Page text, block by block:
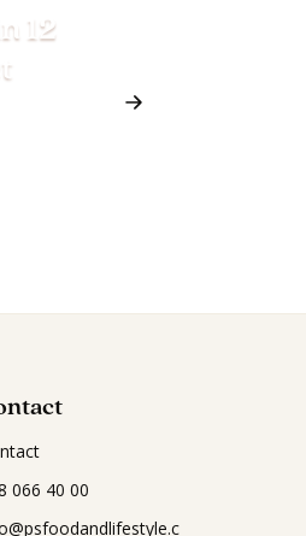
12
066 40 00